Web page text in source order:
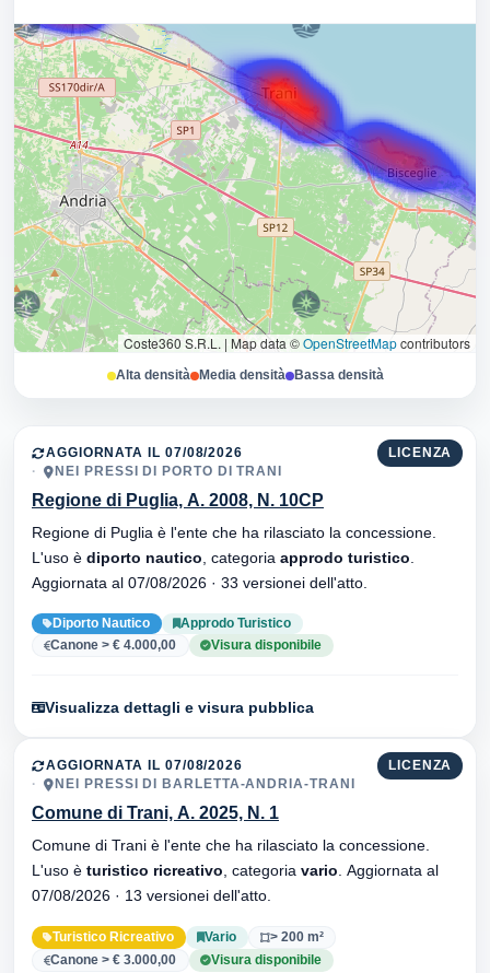
Coste360 S.R.L. | Map data ©OpenStreetMapcontributors
Alta densità Media densità Bassa densità
LICENZA
AGGIORNATA IL 07/08/2026
NEI PRESSI DI PORTO DI TRANI
Regione di Puglia, A. 2008, N. 10CP
Regione di Puglia è l'ente che ha rilasciato la concessione.
L'uso è diporto nautico , categoria approdo turistico
Aggiornata al 07/08/2026 · 33 versionei dell'atto.
Diporto Nautico
Approdo Turistico
Canone > € 4.000,00
Visura disponibile
Visualizza dettagli e visura pubblica
LICENZA
AGGIORNATA IL 07/08/2026
NEI PRESSI DI BARLETTA-ANDRIA-TRANI
Comune di Trani, A. 2025, N. 1
Comune di Trani è l'ente che ha rilasciato la concessione.
L'uso è turistico ricreativo , categoria vario
07/08/2026 · 13 versionei dell'atto.
Turistico Ricreativo Vario
> 200 m²
Canone > € 3.000,00
Visura disponibile